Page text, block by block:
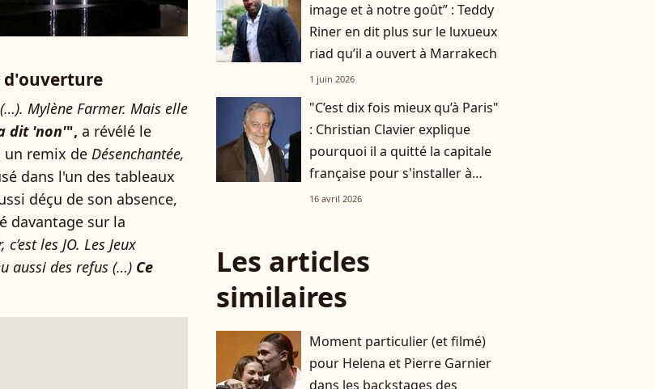
d'ouverture
Mylène Farmer. Mais elle
dit 'non'", a révélé le
un remix de Désenchantée,
dans l'un des tableaux
déçu de son absence,
davantage sur la
les JO. Les Jeux
aussi des refus (…) Ce
image et à notre goût” : Teddy
Riner en dit plus sur le luxueux
riad qu’il a ouvert à Marrakech
1 juin 2026
"C’est dix fois mieux qu’à Paris"
: Christian Clavier explique
pourquoi il a quitté la capitale
française pour s'installer à
Bruxelles
16 avril 2026
Les articles
similaires
Moment particulier (et filmé)
pour Helena et Pierre Garnier
dans les backstages des